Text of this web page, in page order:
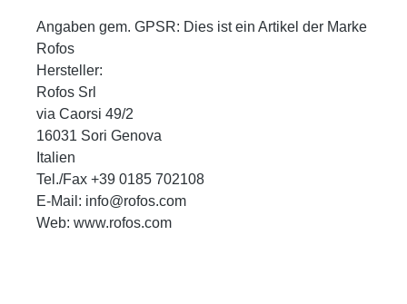
Angaben gem. GPSR: Dies ist ein Artikel der Marke
Rofos
Hersteller:
Rofos Srl
via Caorsi 49/2
16031 Sori Genova
Italien
Tel./Fax +39 0185 702108
E-Mail: info@rofos.com
Web: www.rofos.com